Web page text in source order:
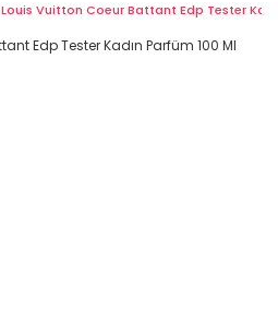
Louis Vuitton Coeur Battant Edp Tester